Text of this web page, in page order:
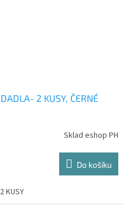
2 KUSY, ČERNÉ
Sklad eshop PH
Do košíku
KUSY